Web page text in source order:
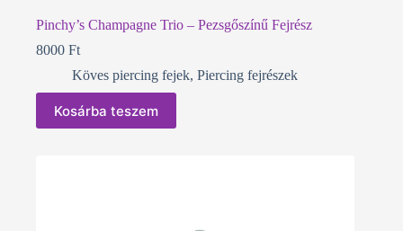
Pinchy’s Champagne Trio – Pezsgőszínű Fejrész
8000 Ft
Köves piercing fejek, Piercing fejrészek
Kosárba teszem